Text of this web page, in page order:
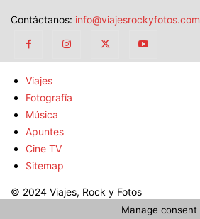
Contáctanos: info@viajesrockyfotos.com
Viajes
Fotografía
Música
Apuntes
Cine TV
Sitemap
© 2024 Viajes, Rock y Fotos
Manage consent